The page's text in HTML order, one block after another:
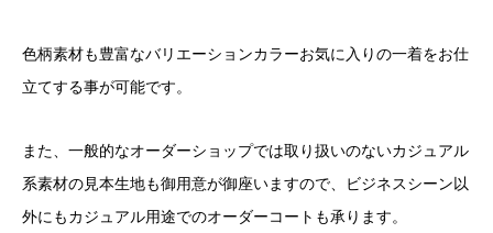
色柄素材も豊富なバリエーションカラーお気に入りの一着をお仕
立てする事が可能です。
また、一般的なオーダーショップでは取り扱いのないカジュアル
系素材の見本生地も御用意が御座いますので、ビジネスシーン以
外にもカジュアル用途でのオーダーコートも承ります。